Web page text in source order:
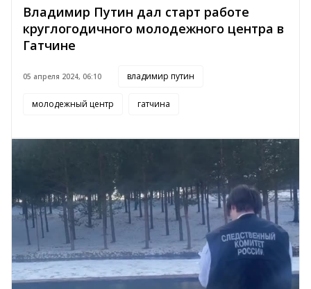
Владимир Путин дал старт работе
круглогодичного молодежного центра в
Гатчине
05 апреля 2024, 06:10 владимир путин
молодежный центр гатчина